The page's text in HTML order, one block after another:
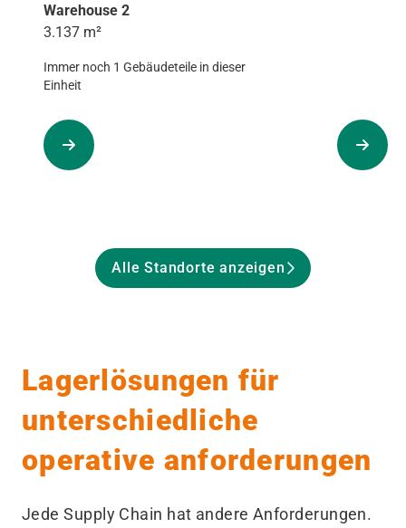
Warehouse 2
3.137 m²
Immer noch 1 Gebäudeteile in dieser
Einheit
Alle Standorte anzeigen
Lagerlösungen für
unterschiedliche
operative anforderungen
Jede Supply Chain hat andere Anforderungen.